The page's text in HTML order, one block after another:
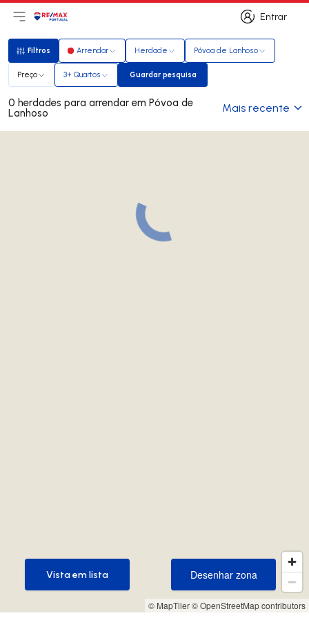
Entrar
Entrar
Abri menu principal
LogoIr para página inicial
Filtros
Filtros Arrendar Herdade Póvoa de Lanhoso
Preço 3+ Quartos Guardar pesquisa
Guardar pesquisa
0 herdades para arrendar em Póvoa de
Lanhoso Mais recente
© MapTiler© OpenStreetMap contributors
Desenhar zona
Desenhar zona
Vista em lista
Vista em lista